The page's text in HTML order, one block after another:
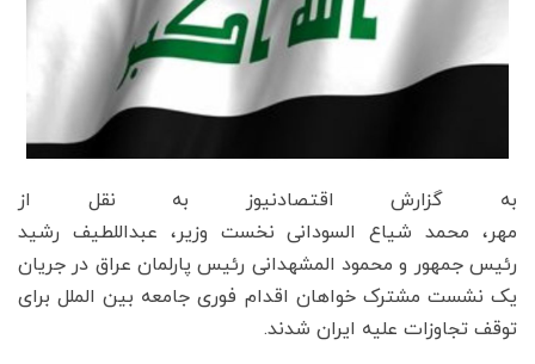
به گزارش اقتصادنیوز به نقل از
مهر، محمد شیاع السودانی نخست وزیر، عبداللطیف رشید
رئیس جمهور و محمود المشهدانی رئیس پارلمان عراق در جریان
یک نشست مشترک خواهان اقدام فوری جامعه بین الملل برای
توقف تجاوزات علیه ایران شدند.